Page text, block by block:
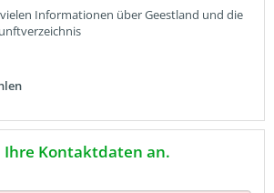
Informationen über Geestland und die
Ihre Kontaktdaten an.